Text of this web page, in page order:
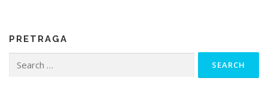
PRETRAGA
for: